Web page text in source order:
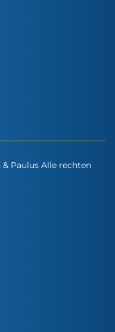
Paulus Alle rechten